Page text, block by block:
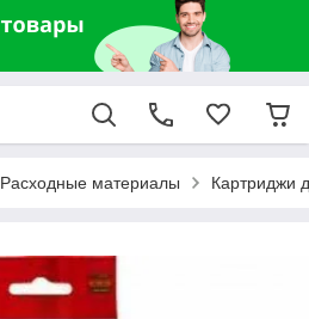
Расходные материалы Картриджи